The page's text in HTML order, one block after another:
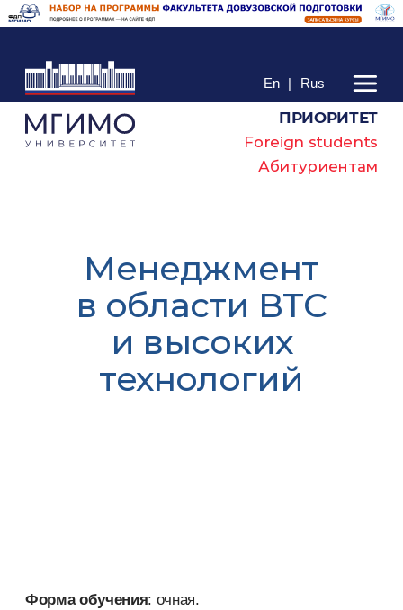
En | Rus
ПРИОРИТЕТ
Foreign students
Абитуриентам
Менеджмент
в области ВТС
и высоких
технологий
Форма обучения: очная.